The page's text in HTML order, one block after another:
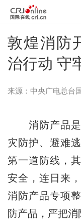
敦煌消防
治行动 守
来源：中央广电总台
消防产品是
灾防护、避难
第一道防线，
安全，连日来
消防产品专项
防产品，严把消